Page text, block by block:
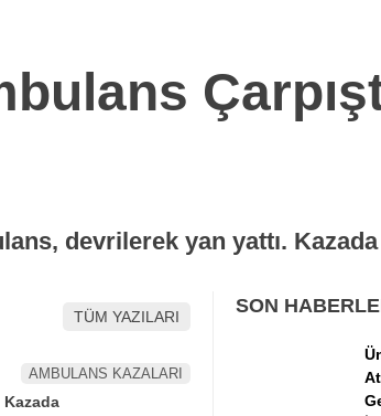
devrilerek yan yattı.
TÜM YAZILARI
AMBULANS KAZALARI
SON